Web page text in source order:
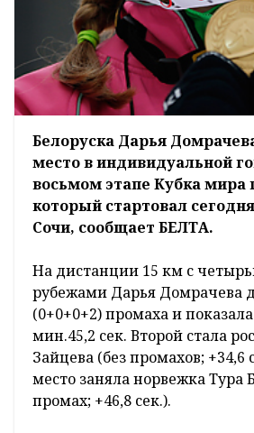
Белоруска Дарья
место в индивидуальной
восьмом этапе Кубка мира
который стартовал
Сочи, сообщает БЕЛТА.
На дистанции 15 км с
рубежами Дарья Домрачева
(0+0+0+2) промаха и
мин.45,2 сек. Второй стала
Зайцева (без промахов; +34,6
место заняла норвежка Тура
промах; +46,8 сек.).